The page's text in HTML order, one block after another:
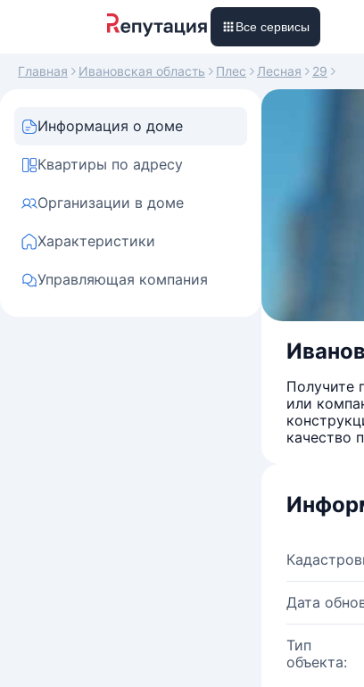
Все сервисы
Главная Ивановская область Плес Лесная 29
Информация о доме
Квартиры по адресу
Организации в доме
Характеристики
Управляющая компания
Получите
или
качество
Дата
Тип
объекта: